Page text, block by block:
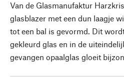
Van de Glasmanufaktur
glasblazer met een dun laagje
tot een bal is gevormd. Dit
gekleurd glas en in de
gevangen opaalglas gloeit